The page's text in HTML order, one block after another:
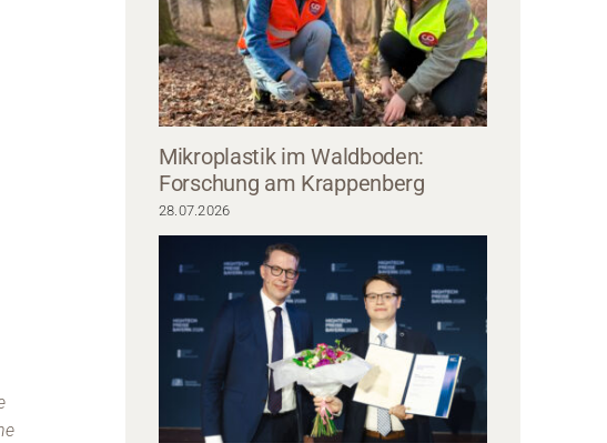
Eine Gruppe Erwachsener der Hochschule Coburg versammelt sich um einen Handwerker
in einer Werkstatt. Der Handwerker, eine Beanie-Mütze tragend und ein Werkzeug in
Mittelpunkt der Aufmerksamkeit der geschäftsmäßig gekleideten Beobachter.
Materialien sind über den Tisch verstreut.
Mikroplastik im Waldboden:
Forschung am Krappenberg
28.07.2026